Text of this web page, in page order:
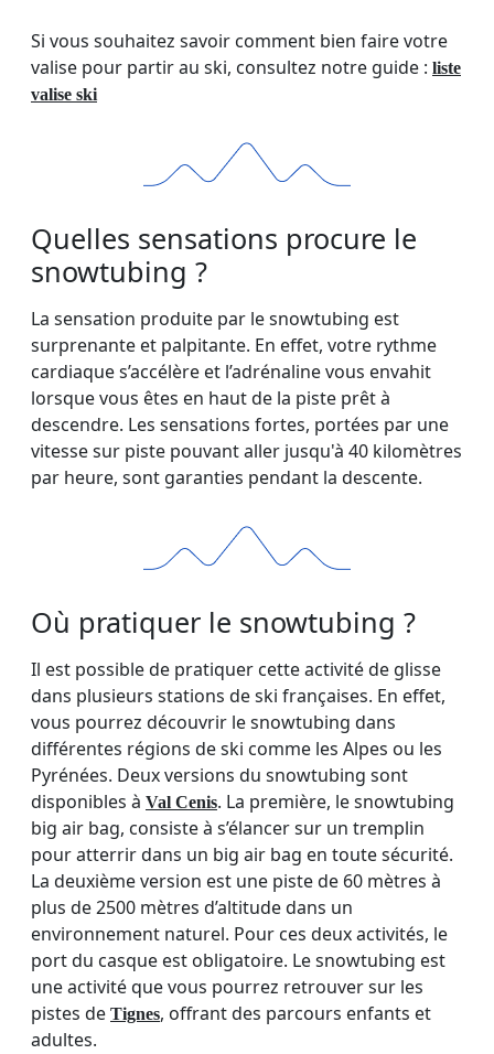
Si vous souhaitez savoir comment bien faire votre
valise pour partir au ski, consultez notre guide : liste
valise ski
Quelles sensations procure le
snowtubing ?
La sensation produite par le snowtubing est
surprenante et palpitante. En effet, votre rythme
cardiaque s’accélère et l’adrénaline vous envahit
lorsque vous êtes en haut de la piste prêt à
descendre. Les sensations fortes, portées par une
vitesse sur piste pouvant aller jusqu'à 40 kilomètres
par heure, sont garanties pendant la descente.
Où pratiquer le snowtubing ?
Il est possible de pratiquer cette activité de glisse
dans plusieurs stations de ski françaises. En effet,
vous pourrez découvrir le snowtubing dans
différentes régions de ski comme les Alpes ou les
Pyrénées. Deux versions du snowtubing sont
disponibles à Val Cenis. La première, le snowtubing
big air bag, consiste à s’élancer sur un tremplin
pour atterrir dans un big air bag en toute sécurité.
La deuxième version est une piste de 60 mètres à
plus de 2500 mètres d’altitude dans un
environnement naturel. Pour ces deux activités, le
port du casque est obligatoire. Le snowtubing est
une activité que vous pourrez retrouver sur les
pistes de Tignes, offrant des parcours enfants et
adultes.